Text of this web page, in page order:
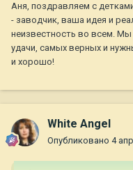
Аня, поздравляем с
- заводчик, ваша идея и
неизвестность во всем.
удачи, самых верных и
и хорошо!
White Angel
Опубликовано 4